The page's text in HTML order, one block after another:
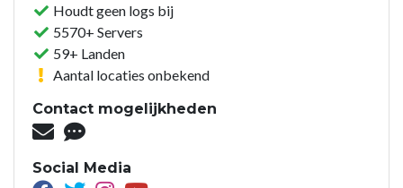
Houdt geen logs bij
5570+ Servers
59+ Landen
Aantal locaties onbekend
Contact mogelijkheden
Social Media